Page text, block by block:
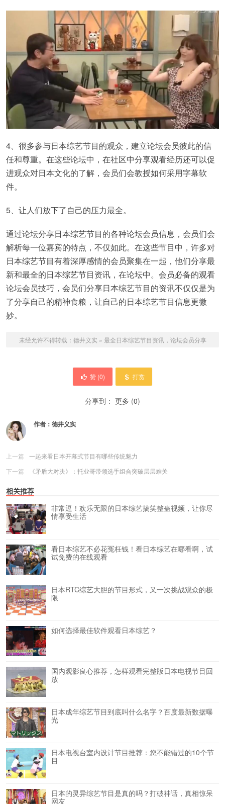
4、很多参与日本综艺节目的观众，建立论坛会员彼此的信
任和尊重。在这些论坛中，在社区中分享观看经历还可以促
进观众对日本文化的了解，会员们会教授如何采用字幕软
件。
5、让人们放下了自己的压力最全。
通过论坛分享日本综艺节目的各种论坛会员信息，会员们会
解析每一位嘉宾的特点，不仅如此。在这些节目中，许多对
日本综艺节目有着深厚感情的会员聚集在一起，他们分享最
新和最全的日本综艺节目资讯，在论坛中。会员必备的观看
论坛会员技巧，会员们分享日本综艺节目的资讯不仅仅是为
了分享自己的精神食粮，让自己的日本综艺节目信息更微
妙。
未经允许不得转载： 德井义实 » 最全日本综艺节目资讯，论坛会员分享
赞 (0) 打赏
分享到： 更多 (0)
作者： 德井义实
上一篇
一起来看日本开幕式节目有哪些传统魅力
下一篇
《矛盾大对决》：托业哥带领选手组合突破层层难关
相关推荐
非常逗！欢乐无限的日本综艺搞笑整蛊视频，让你尽
情享受生活
看日本综艺不必花冤枉钱！看日本综艺在哪看啊，试
试免费的在线观看
日本RTC综艺大胆的节目形式，又一次挑战观众的极
限
如何选择最佳软件观看日本综艺？
国内观影良心推荐，怎样观看完整版日本电视节目回
放
日本成年综艺节目到底叫什么名字？百度最新数据曝
光
日本电视台室内设计节目推荐：您不能错过的10个节
目
日本的灵异综艺节目是真的吗？打破神话，真相惊呆
网友